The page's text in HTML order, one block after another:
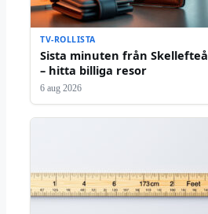
TV-ROLLISTA
Sista minuten från Skellefteå
– hitta billiga resor
6 aug 2026